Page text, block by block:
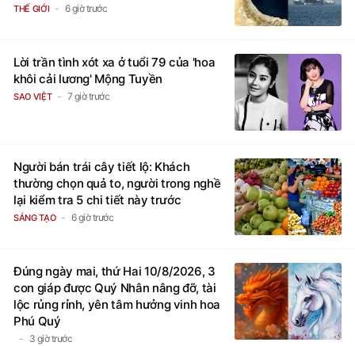
THẾ GIỚI 6 giờ trước
Lời trần tình xót xa ở tuổi 79 của 'hoa
khôi cải lương' Mộng Tuyền
SAO VIỆT 7 giờ trước
Người bán trái cây tiết lộ: Khách
thường chọn quả to, người trong nghề
lại kiểm tra 5 chi tiết này trước
SÁNG TẠO 6 giờ trước
Đúng ngày mai, thứ Hai 10/8/2026, 3
con giáp được Quý Nhân nâng đỡ, tài
lộc rủng rỉnh, yên tâm hưởng vinh hoa
Phú Quý
3 giờ trước